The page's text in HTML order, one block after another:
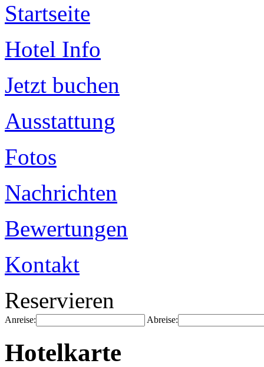
Startseite
Hotel Info
Jetzt buchen
Ausstattung
Fotos
Nachrichten
Bewertungen
Kontakt
Reservieren
Anreise: Abreise:
Hotelkarte